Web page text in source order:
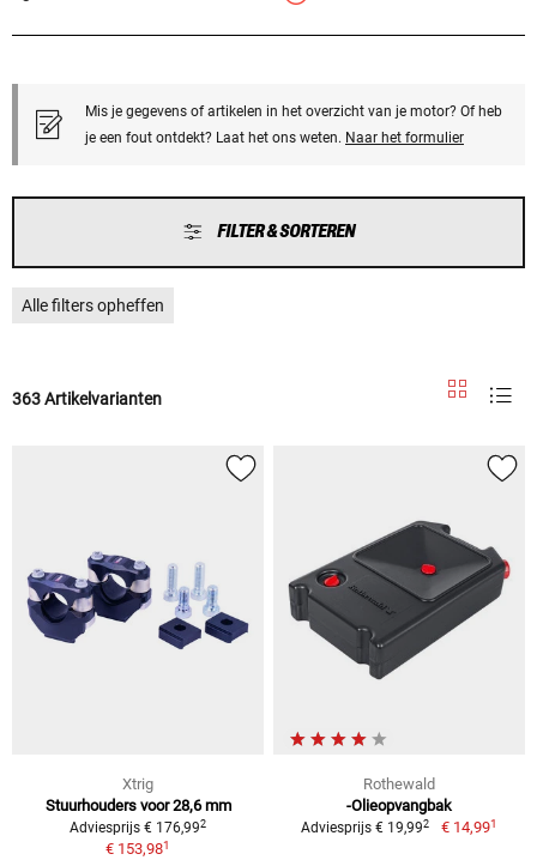
Mis je gegevens of artikelen in het overzicht van je motor? Of heb
je een fout ontdekt? Laat het ons weten. Naar het formulier
FILTER & SORTEREN
Alle filters opheffen
363 Artikelvarianten
Xtrig
Stuurhouders voor 28,6 mm
Adviesprijs € 176,992
€ 153,981
Rothewald
-Olieopvangbak
Adviesprijs € 19,992 € 14,991